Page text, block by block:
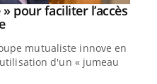
pour faciliter l’accès
Youtube
mutualiste innove en
d'un « jumeau